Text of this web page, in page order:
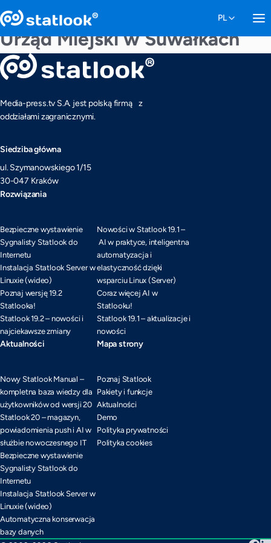
Urząd Miejski w Suwałkach
Media-press.tv S.A. jest polską firmą z
oddziałami zagranicznymi.
Siedziba główna
ul. Szymanowskiego 1/15
30-047 Kraków
Rozwiązania
Bezpieczne wystawienie
Sygnalisty Statlook do
Internetu
Instalacja Statlook Server w
Linuxie (wideo)
Poznaj wersję 19.2
Statlooka!
Statlook 19.2 – nowości i
najciekawsze zmiany
Nowości w Statlook 19.1 –
AI w praktyce, inteligentna
automatyzacja i
elastyczność dzięki
wsparciu Linux (Server)
Coraz więcej AI w
Statlooku!
Statlook 19.1 – aktualizacje i
nowości
Aktualności
Nowy Statlook Manual –
kompletna baza wiedzy dla
użytkowników od wersji 20
Statlook 20 – magazyn,
powiadomienia push i AI w
służbie nowoczesnego IT
Bezpieczne wystawienie
Sygnalisty Statlook do
Internetu
Instalacja Statlook Server w
Linuxie (wideo)
Automatyczna konserwacja
bazy danych
Mapa strony
Poznaj Statlook
Pakiety i funkcje
Aktualności
Demo
Polityka prywatności
Polityka cookies